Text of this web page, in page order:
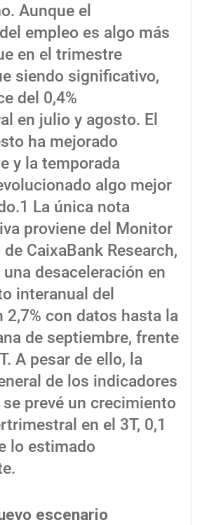
Aunque el
empleo es algo más
en el trimestre
siendo significativo,
del 0,4%
en julio y agosto. El
ha mejorado
y la temporada
algo mejor
La única nota
proviene del Monitor
CaixaBank Research,
desaceleración en
interanual del
2,7% con datos hasta la
de septiembre, frente
A pesar de ello, la
de los indicadores
prevé un crecimiento
en el 3T, 0,1
lo estimado
escenario